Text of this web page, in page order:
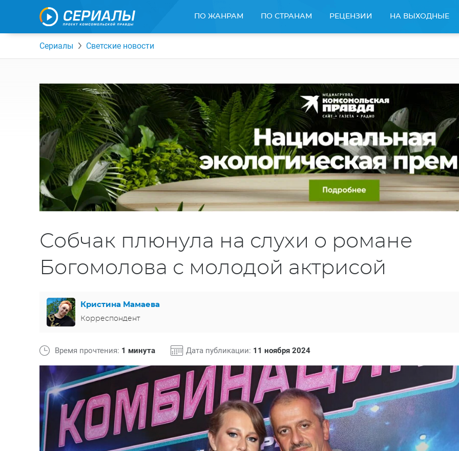
ПО ЖАНРАМ ПО СТРАНАМ РЕЦЕНЗИИ НА ВЫХОДНЫЕ
Сериалы Светские новости
Собчак плюнула на слухи о романе
Богомолова с молодой актрисой
Кристина Мамаева
Корреспондент
Время прочтения: 1 минута Дата публикации: 11 ноября 2024